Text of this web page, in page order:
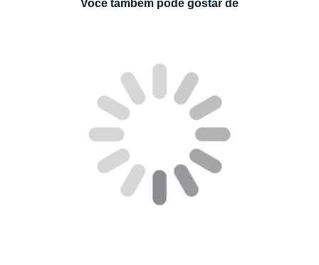
Você também pode gostar de